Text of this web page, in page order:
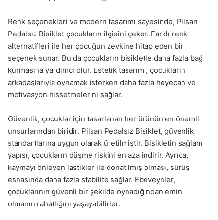
Renk seçenekleri ve modern tasarımı sayesinde, Pilsan
Pedalsız Bisiklet çocukların ilgisini çeker. Farklı renk
alternatifleri ile her çocuğun zevkine hitap eden bir
seçenek sunar. Bu da çocukların bisikletle daha fazla bağ
kurmasına yardımcı olur. Estetik tasarımı, çocukların
arkadaşlarıyla oynamak isterken daha fazla heyecan ve
motivasyon hissetmelerini sağlar.
Güvenlik, çocuklar için tasarlanan her ürünün en önemli
unsurlarından biridir. Pilsan Pedalsız Bisiklet, güvenlik
standartlarına uygun olarak üretilmiştir. Bisikletin sağlam
yapısı, çocukların düşme riskini en aza indirir. Ayrıca,
kaymayı önleyen lastikler ile donatılmış olması, sürüş
esnasında daha fazla stabilite sağlar. Ebeveynler,
çocuklarının güvenli bir şekilde oynadığından emin
olmanın rahatlığını yaşayabilirler.